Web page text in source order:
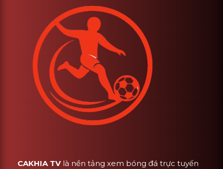
CAKHIA TVlà nền tảng xem bóng đá trực tuyến